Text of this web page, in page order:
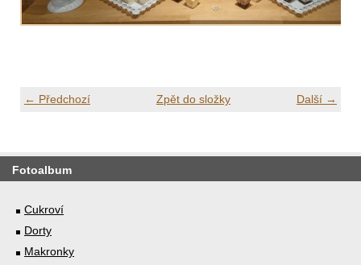
← Předchozí Další →
Zpět do složky
Fotoalbum
Cukroví
Dorty
Makronky